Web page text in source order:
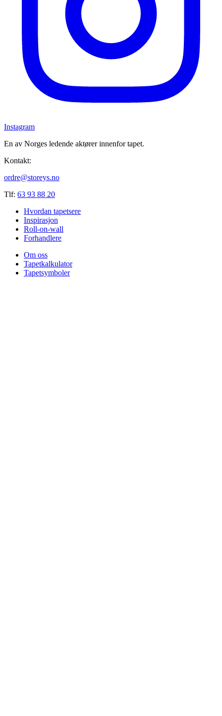
Instagram
En av Norges ledende aktører innenfor tapet.
Kontakt:
ordre@storeys.no
Tlf: 63 93 88 20
Hvordan tapetsere
Inspirasjon
Roll-on-wall
Forhandlere
Om oss
Tapetkalkulator
Tapetsymboler